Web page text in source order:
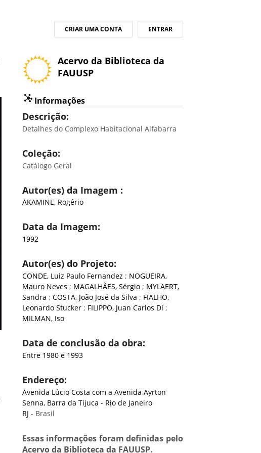
ENTRAR
CRIAR UMA CONTA
Acervo da Biblioteca da
FAUUSP
Informações
Descrição:
Detalhes do Complexo Habitacional Alfabarra
Coleção:
Catálogo Geral
Autor(es) da Imagem :
AKAMINE, Rogério
Data da Imagem:
1992
Autor(es) do Projeto:
CONDE, Luiz Paulo Fernandez; NOGUEIRA,
Mauro Neves; MAGALHÃES, Sérgio; MYLAERT,
Sandra;COSTA, João José da Silva; FIALHO,
Leonardo Stucker; FILIPPO, Juan Carlos Di;
MILMAN, Iso
Data de conclusão da obra:
Entre 1980 e 1993
Endereço:
Avenida Lúcio Costa com a Avenida Ayrton
Senna, Barra da Tijuca - Rio de Janeiro
RJ - Brasil
Essas informações foram definidas pelo
Acervo da Biblioteca da FAUUSP.